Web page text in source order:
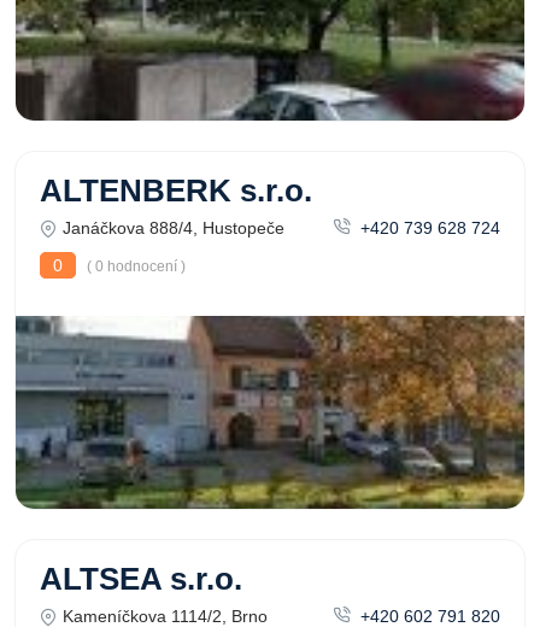
ALTENBERK s.r.o.
Janáčkova 888/4, Hustopeče
+420 739 628 724
0
( 0 hodnocení )
ALTSEA s.r.o.
Kameníčkova 1114/2, Brno
+420 602 791 820